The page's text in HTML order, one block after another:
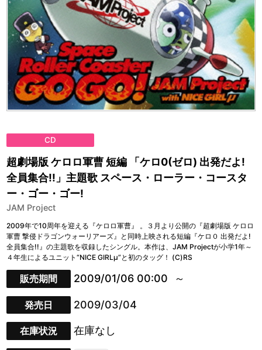
CD
超劇場版 ケロロ軍曹 短編 「ケロ0(ゼロ) 出発だよ!
全員集合!!」主題歌 スペース・ローラー・コースタ
ー・ゴー・ゴー!
JAM Project
2009年で10周年を迎える『ケロロ軍曹』 。３月より公開の『超劇場版 ケロロ
軍曹 撃侵ドラゴンウォーリアーズ』と同時上映される短編『ケロ０ 出発だよ!
全員集合!!』の主題歌を収録したシングル。本作は、JAM Projectが小学1年～
４年生によるユニット“NICE GIRLμ”と初のタッグ！ (C)RS
販売期間 2009/01/06 00:00
発売日 2009/03/04
在庫状況 在庫なし